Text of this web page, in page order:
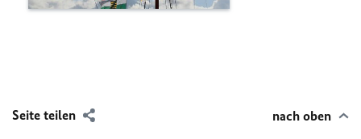
Seite teilen nach oben